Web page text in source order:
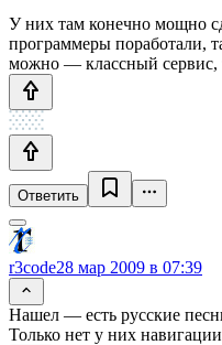
У них там конечно мощно
программеры поработали,
можно — классный сервис,
Ответить
r3code28 мар 2009 в 07:39
Нашел — есть русские
Только нет у них